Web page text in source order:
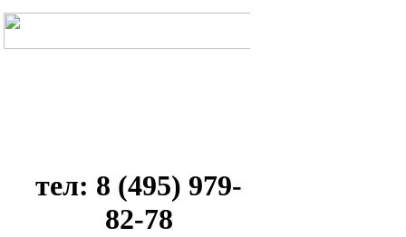
тел: 8 (495) 979-
82-78